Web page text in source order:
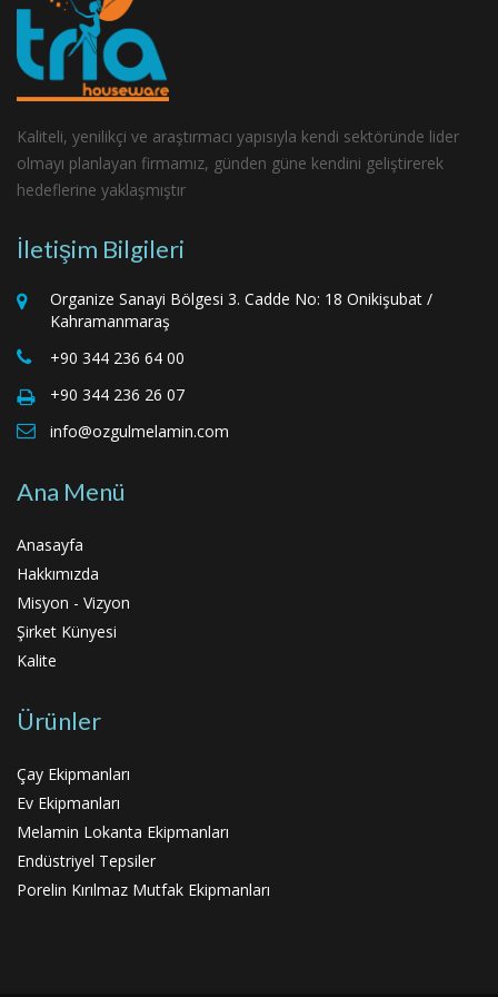
Kaliteli, yenilikçi ve araştırmacı yapısıyla kendi sektöründe lider
olmayı planlayan firmamız, günden güne kendini geliştirerek
hedeflerine yaklaşmıştır
İletişim Bilgileri
Organize Sanayi Bölgesi 3. Cadde No: 18 Onikişubat /
Kahramanmaraş
+90 344 236 64 00
+90 344 236 26 07
info@ozgulmelamin.com
Ana Menü
Anasayfa
Hakkımızda
Misyon - Vizyon
Şirket Künyesi
Kalite
Ürünler
Çay Ekipmanları
Ev Ekipmanları
Melamin Lokanta Ekipmanları
Endüstriyel Tepsiler
Porelin Kırılmaz Mutfak Ekipmanları